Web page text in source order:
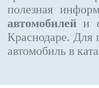
полезная
автомобилей и
Краснодаре. Для
автомобиль в